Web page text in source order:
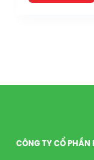
CÔNG TY CỔ PHẦN